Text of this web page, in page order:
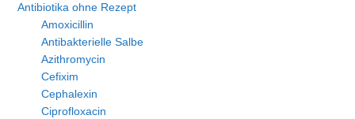
Antibiotika ohne Rezept
Amoxicillin
Antibakterielle Salbe
Azithromycin
Cefixim
Cephalexin
Ciprofloxacin